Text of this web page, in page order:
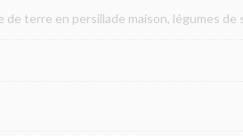
terre en persillade maison, légumes